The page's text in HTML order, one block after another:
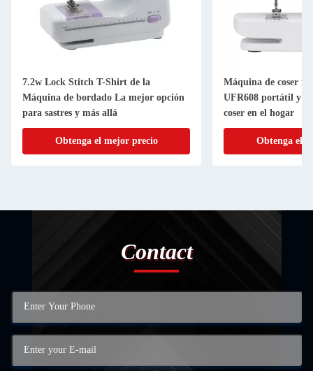
7.2w Lock Stitch T-Shirt de la
Máquina de bordado La mejor opción
para sastres y más allá
Obtenga el mejor precio
Máquina de coser
UFR608 portátil y
coser en el hogar
Obtenga el
Contact